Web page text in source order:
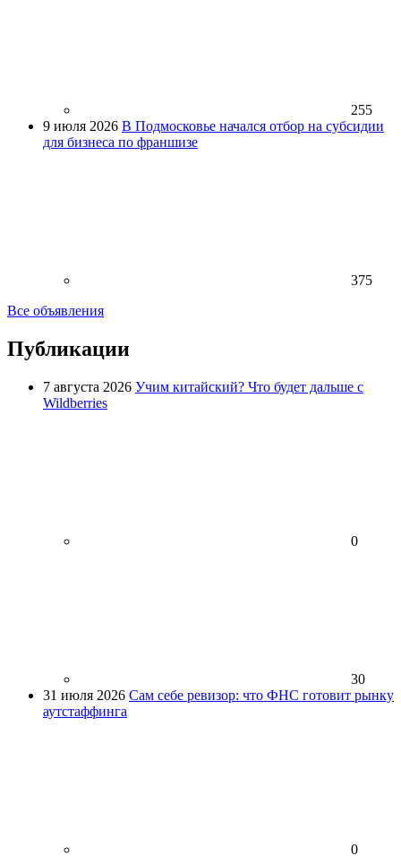
255
9 июля 2026 В Подмосковье начался отбор на субсидии
для бизнеса по франшизе
375
Все объявления
Публикации
7 августа 2026 Учим китайский? Что будет дальше с
Wildberries
0
30
31 июля 2026 Сам себе ревизор: что ФНС готовит рынку
аутстаффинга
0